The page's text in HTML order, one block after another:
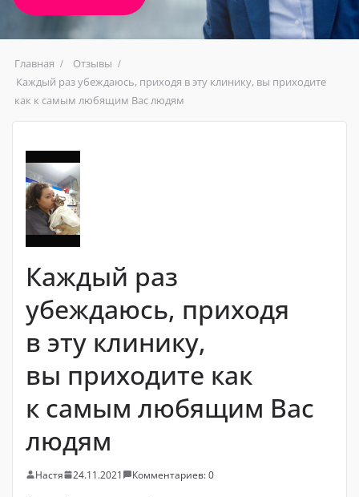
Главная
Отзывы
Каждый раз убеждаюсь, приходя в эту клинику, вы приходите
как к самым любящим Вас людям
Каждый раз
убеждаюсь, приходя
в эту клинику,
вы приходите как
к самым любящим Вас
людям
Настя 24.11.2021 Комментариев: 0